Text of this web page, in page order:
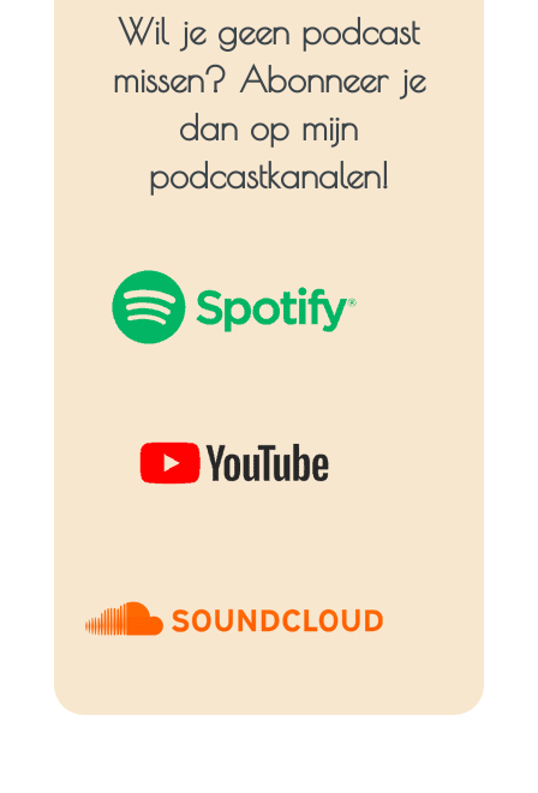
Wil je geen podcast
missen? Abonneer je
dan op mijn
podcastkanalen!